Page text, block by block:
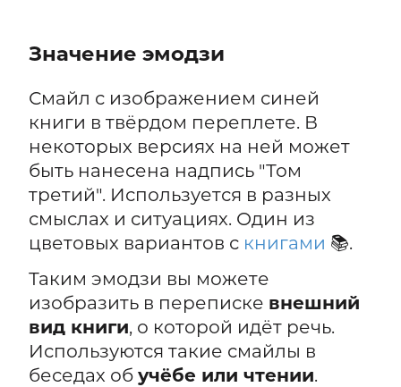
Значение эмодзи
Смайл с изображением синей
книги в твёрдом переплете. В
некоторых версиях на ней может
быть нанесена надпись "Том
третий". Используется в разных
смыслах и ситуациях. Один из
цветовых вариантов с книгами 📚.
Таким эмодзи вы можете
изобразить в переписке внешний
вид книги, о которой идёт речь.
Используются такие смайлы в
беседах об учёбе или чтении.